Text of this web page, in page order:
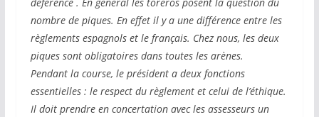
déférence . En général les toreros posent la question du
nombre de piques. En effet il y a une différence entre les
règlements espagnols et le français. Chez nous, les deux
piques sont obligatoires dans toutes les arènes.
Pendant la course, le président a deux fonctions
essentielles : le respect du règlement et celui de l’éthique.
Il doit prendre en concertation avec les assesseurs un